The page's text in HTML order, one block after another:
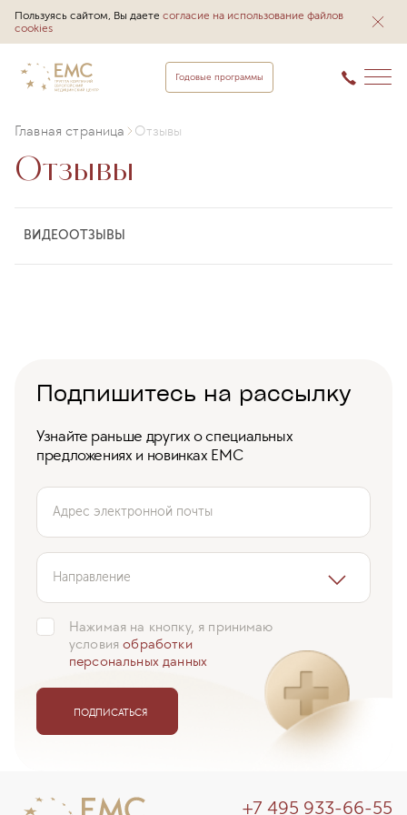
Пользуясь сайтом, Вы даете согласие на использование файлов
cookies
Годовые программы
Главная страница Отзывы
Отзывы
ВИДЕООТЗЫВЫ
Подпишитесь на рассылку
Узнайте раньше других о специальных
предложениях и новинках ЕМС
Адрес электронной почты
Направление
Нажимая на кнопку, я принимаю
условияобработки
персональных данных
ПОДПИСАТЬСЯ
+7 495 933-66-55